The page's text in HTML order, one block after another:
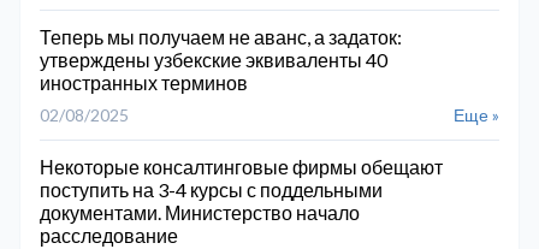
Теперь мы получаем не аванс, а задаток:
утверждены узбекские эквиваленты 40
иностранных терминов
02/08/2025 Еще »
Некоторые консалтинговые фирмы обещают
поступить на 3-4 курсы с поддельными
документами. Министерство начало
расследование